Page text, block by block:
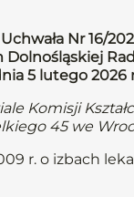
Uchwała Nr 16/
Dolnośląskiej
5 lutego 2026
Komisji
45 we
r. o izbach